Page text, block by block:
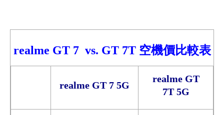
realme GT 7 vs. GT 7T空機價比較表
realme GT 7 5G
realme GT
7T 5G